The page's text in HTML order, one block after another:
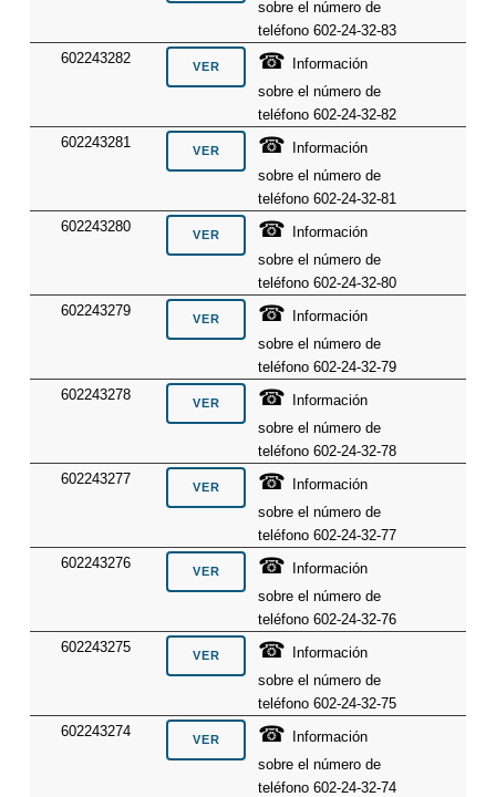
sobre el número de
teléfono 602-24-32-83
602243282
☎ Información
sobre el número de
teléfono 602-24-32-82
602243281
☎ Información
sobre el número de
teléfono 602-24-32-81
602243280
☎ Información
sobre el número de
teléfono 602-24-32-80
602243279
☎ Información
sobre el número de
teléfono 602-24-32-79
602243278
☎ Información
sobre el número de
teléfono 602-24-32-78
602243277
☎ Información
sobre el número de
teléfono 602-24-32-77
602243276
☎ Información
sobre el número de
teléfono 602-24-32-76
602243275
☎ Información
sobre el número de
teléfono 602-24-32-75
602243274
☎ Información
sobre el número de
teléfono 602-24-32-74